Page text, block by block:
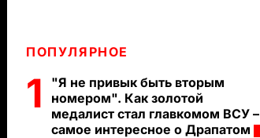
ПОПУЛЯРНОЕ
1
"Я не привык быть вторым
номером". Как золотой
медалист стал главкомом ВСУ –
самое интересное о Драпатом